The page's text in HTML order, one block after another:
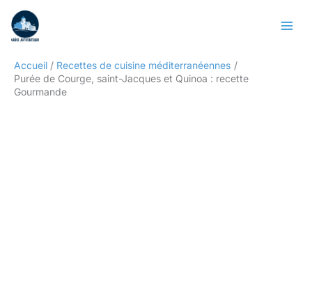
contenu
Accueil
Recettes de cuisine méditerranéennes
Purée de Courge, saint-Jacques et Quinoa : recette
Gourmande
Rechercher